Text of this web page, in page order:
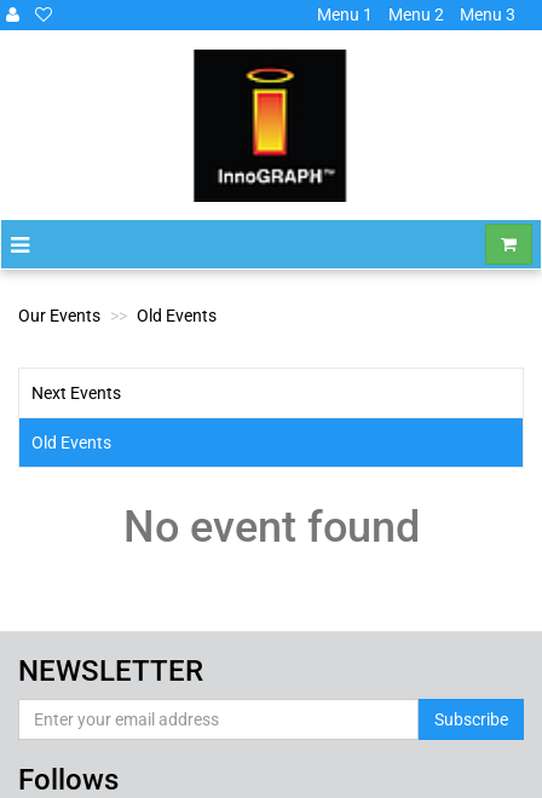
Menu 1 Menu 2 Menu 3
Our Events Old Events
Next Events
Old Events
No event found
NEWSLETTER
Subscribe
Follows